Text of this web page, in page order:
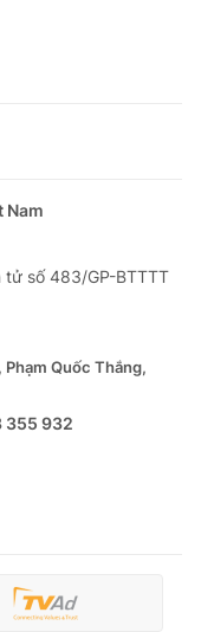
Nam
số 483/GP-BTTTT
Quốc Thắng,
355 932